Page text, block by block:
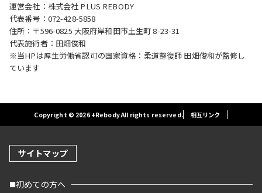
運営会社：株式会社 PLUS REBODY
代表番号：072-428-5858
住所：〒596-0825 大阪府岸和田市土生町 8-23-31
代表施術者：田畑俊和
※当HPは厚生労働省認可の国家資格：柔道整復師 田畑俊和が監修し
ています
Copyright © 2026 +Rebody All rights reserved. 相互リンク
サイトマップ
初めての方へ